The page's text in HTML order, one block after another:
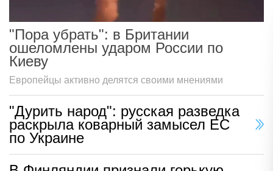
"Пора убрать": в Британии
ошеломлены ударом России по
Киеву
Европейцы активно делятся своими мнениями
"Дурить народ": русская разведка
раскрыла коварный замысел ЕС
по Украине